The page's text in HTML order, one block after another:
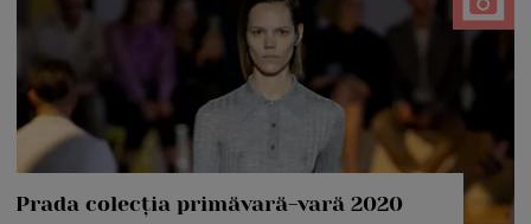
Prada colecția primăvară-vară 2020